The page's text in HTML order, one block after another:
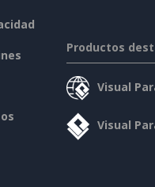
Productos
Visual
Visual